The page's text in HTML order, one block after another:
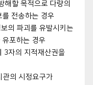
해할 목적으로 다량의
전송하는 경우
의 파괴를 유발시키는
포하는 경우
3자의 지적재산권을
관의 시정요구가